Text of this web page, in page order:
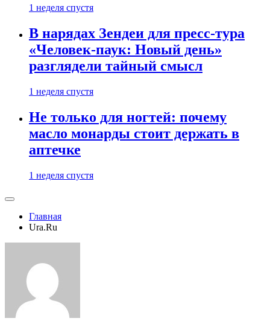
1 неделя спустя
В нарядах Зендеи для пресс-тура
«Человек-паук: Новый день»
разглядели тайный смысл
1 неделя спустя
Не только для ногтей: почему
масло монарды стоит держать в
аптечке
1 неделя спустя
Главная
Ura.Ru